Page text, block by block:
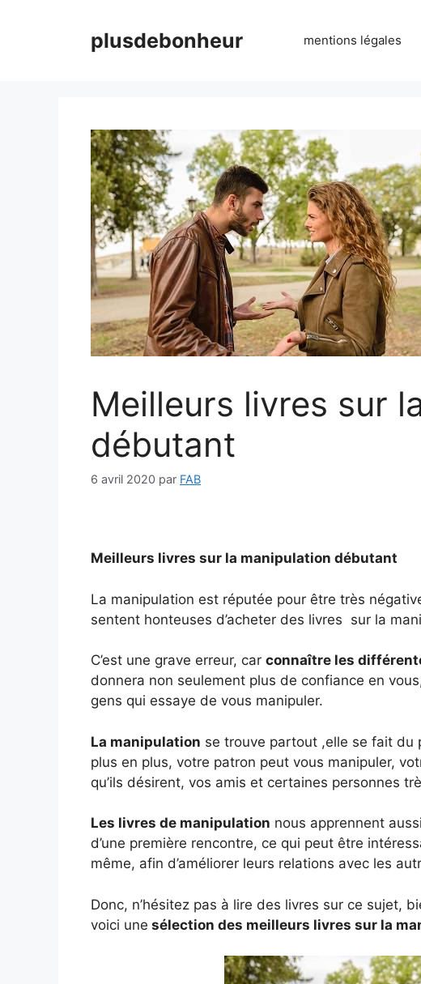
plusdebonheur mentions légales
Meilleurs livres sur
débutant
6 avril 2020 par FAB
Meilleurs livres sur la manipulation débutant
La manipulation est réputée pour être très
sentent honteuses d’acheter des livres sur la
C’est une grave erreur, car connaître les
donnera non seulement plus de confiance en
gens qui essaye de vous manipuler.
La manipulation se trouve partout ,elle se fait du
plus en plus, votre patron peut vous manipuler,
qu’ils désirent, vos amis et certaines personnes
Les livres de manipulation nous apprennent
d’une première rencontre, ce qui peut être
même, afin d’améliorer leurs relations avec les
Donc, n’hésitez pas à lire des livres sur ce sujet,
voici une sélection des meilleurs livres sur la